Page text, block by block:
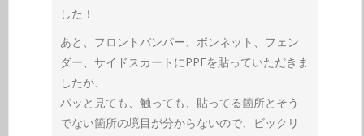
した！
あと、フロントバンパー、ボンネット、フェン
ダー、サイドスカートにPPFを貼っていただきま
したが、
パッと見ても、触っても、貼ってる箇所とそう
でない箇所の境目が分からないので、ビックリ